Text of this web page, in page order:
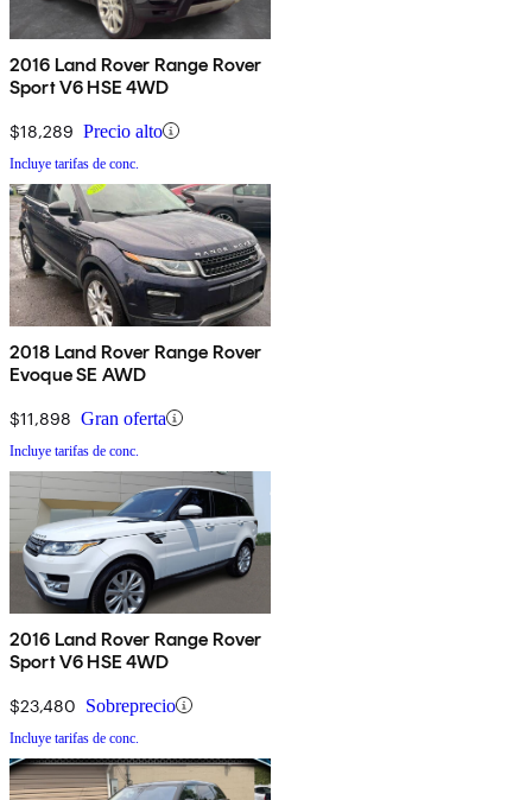
2016 Land Rover Range Rover
Sport V6 HSE 4WD
$18,289 Precio alto
Incluye tarifas de conc.
2018 Land Rover Range Rover
Evoque SE AWD
$11,898 Gran oferta
Incluye tarifas de conc.
2016 Land Rover Range Rover
Sport V6 HSE 4WD
$23,480 Sobreprecio
Incluye tarifas de conc.